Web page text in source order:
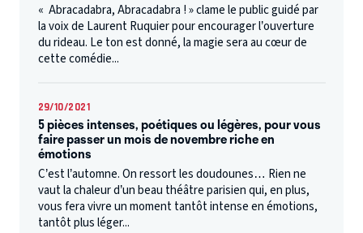
« Abracadabra, Abracadabra ! » clame le public guidé par
la voix de Laurent Ruquier pour encourager l’ouverture
du rideau. Le ton est donné, la magie sera au cœur de
cette comédie...
29/10/2021
5 pièces intenses, poétiques ou légères, pour vous
faire passer un mois de novembre riche en
émotions
C’est l’automne. On ressort les doudounes… Rien ne
vaut la chaleur d’un beau théâtre parisien qui, en plus,
vous fera vivre un moment tantôt intense en émotions,
tantôt plus léger...